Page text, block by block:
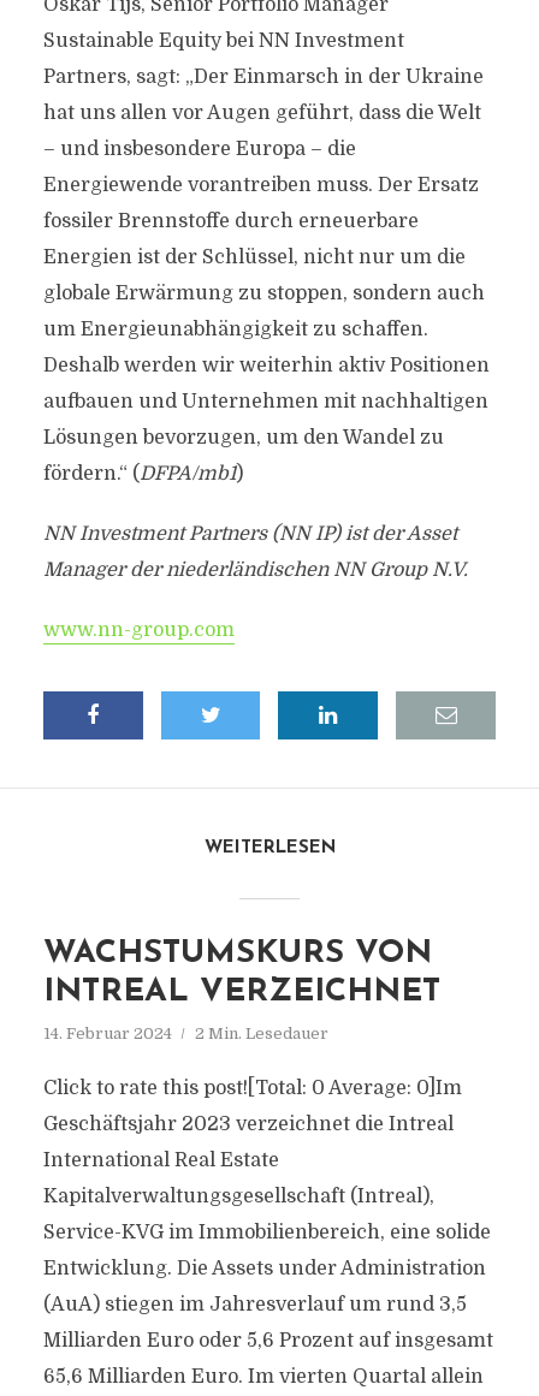
Oskar Tijs, Senior Portfolio Manager
Sustainable Equity bei NN Investment
Partners, sagt: „Der Einmarsch in der Ukraine
hat uns allen vor Augen geführt, dass die Welt
– und insbesondere Europa – die
Energiewende vorantreiben muss. Der Ersatz
fossiler Brennstoffe durch erneuerbare
Energien ist der Schlüssel, nicht nur um die
globale Erwärmung zu stoppen, sondern auch
um Energieunabhängigkeit zu schaffen.
Deshalb werden wir weiterhin aktiv Positionen
aufbauen und Unternehmen mit nachhaltigen
Lösungen bevorzugen, um den Wandel zu
fördern.“ (DFPA/mb1)
NN Investment Partners (NN IP) ist der Asset
Manager der niederländischen NN Group N.V.
www.nn-group.com
WEITERLESEN
WACHSTUMSKURS VON
INTREAL VERZEICHNET
14. Februar 2024 2 Min. Lesedauer
Click to rate this post![Total: 0 Average: 0]Im
Geschäftsjahr 2023 verzeichnet die Intreal
International Real Estate
Kapitalverwaltungsgesellschaft (Intreal),
Service-KVG im Immobilienbereich, eine solide
Entwicklung. Die Assets under Administration
(AuA) stiegen im Jahresverlauf um rund 3,5
Milliarden Euro oder 5,6 Prozent auf insgesamt
65,6 Milliarden Euro. Im vierten Quartal allein